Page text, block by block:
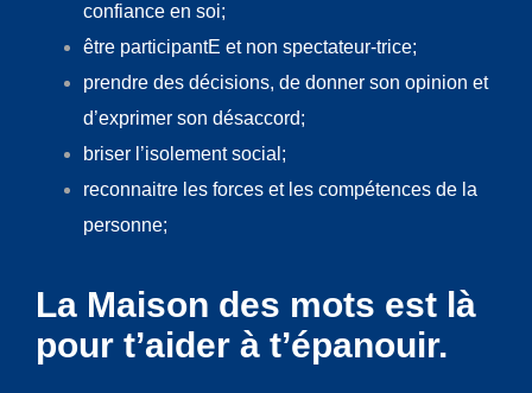
confiance en soi;
être participantE et non spectateur-trice;
prendre des décisions, de donner son opinion et
d’exprimer son désaccord;
briser l’isolement social;
reconnaitre les forces et les compétences de la
personne;
La Maison des mots est là
pour t’aider à t’épanouir.